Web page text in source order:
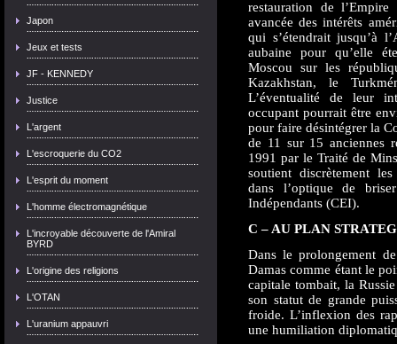
Japon
Jeux et tests
JF - KENNEDY
Justice
L'argent
L'escroquerie du CO2
L'esprit du moment
L'homme électromagnétique
L'incroyable découverte de l'Amiral
BYRD
L'origine des religions
L'OTAN
L'uranium appauvri
restauration de
avancée des intérêts
qui s’étendrait jusqu’à
aubaine pour qu’elle
Moscou sur les
Kazakhstan, le
L’éventualité de leur
occupant pourrait être
pour faire désintégrer la
de 11 sur 15 anciennes
1991 par le Traité de
soutient discrètement
dans l’optique de
Indépendants (CEI).
C – AU PLAN
Dans le prolongement
Damas comme étant le
capitale tombait, la
son statut de grande
froide. L’inflexion des
une humiliation